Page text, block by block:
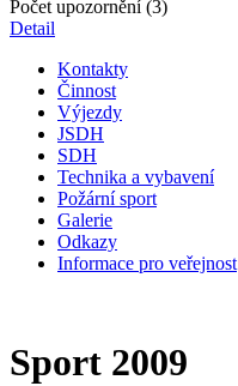
Počet upozornění (3)
Detail
Kontakty
Činnost
Výjezdy
JSDH
SDH
Technika a vybavení
Požární sport
Galerie
Odkazy
Informace pro veřejnost
Sport 2009